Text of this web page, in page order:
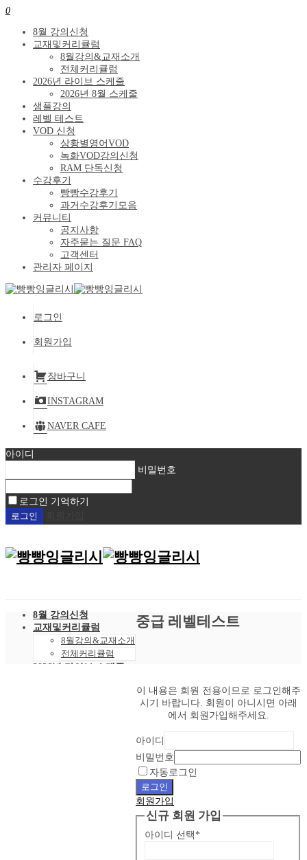
0
8월 강의신청
교재및커리큘럼
8월강의&교재소개
전체커리큘럼
2026년 라이브 스케줄
2026년 8월 스케줄
샘플강의
레벨 테스트
VOD 신청
상황별영어VOD
녹화VOD강의신청
RAM 단독신청
수강후기
빵빵수강후기
과거수강후기모음
커뮤니티
공지사항
자주묻는 질문 FAQ
고객센터
관리자 페이지
로그인
회원가입
장바구니
INSTAGRAM
NAVER CAFE
아이디
비밀번호
로그인 기억하기
8월 강의신청
교재및커리큘럼
8월강의&교재소개
전체커리큘럼
2026년 라이브 스케줄
중급 레벨테스트
이 내용은 회원 전용이므로 로그인해주
시기 바랍니다. 회원이 아니시면 아래
에서 회원가입해주세요.
아이디
비밀번호
자동로그인
로그인
회원가입
신규 회원 가입
아이디 선택 *